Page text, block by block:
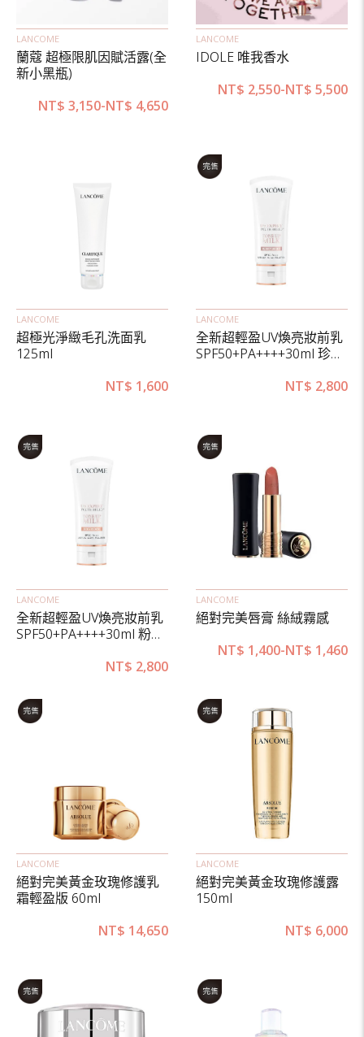
LANCOME
蘭蔻 超極限肌因賦活露(全
新小黑瓶)
NT$ 3,150-NT$ 4,650
LANCOME
IDOLE 唯我香水
NT$ 2,550-NT$ 5,500
LANCOME
超極光淨緻毛孔洗面乳
125ml
NT$ 1,600
LANCOME
全新超輕盈UV煥亮妝前乳
SPF50+PA++++30ml 珍珠
NT$ 2,800
LANCOME
全新超輕盈UV煥亮妝前乳
SPF50+PA++++30ml 粉潤
NT$ 2,800
LANCOME
絕對完美唇膏 絲絨霧感
NT$ 1,400-NT$ 1,460
LANCOME
絕對完美黃金玫瑰修護乳
霜輕盈版 60ml
NT$ 14,650
LANCOME
絕對完美黃金玫瑰修護露
150ml
NT$ 6,000